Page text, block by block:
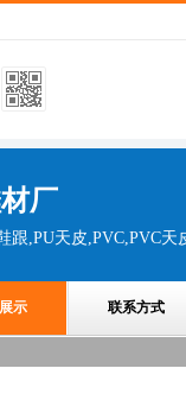
厂
跟,PU天皮,PVC,PVC
示 联系方式